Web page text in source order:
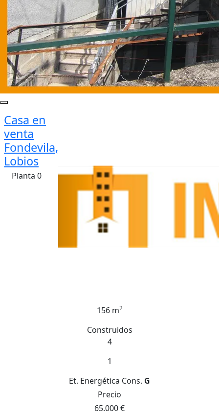
Casa en
venta
Fondevila,
Lobios
Planta 0
156 m2
Construidos
4
1
Et. Energética Cons. G
Precio
65.000 €